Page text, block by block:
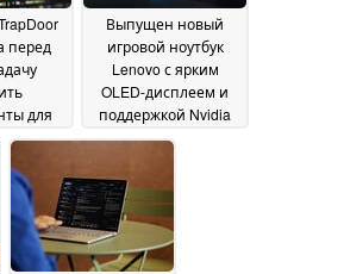
перед
для
ИИ26
Выпущен новый
игровой ноутбук
Lenovo с ярким
OLED-дисплеем и
поддержкой Nvidia
RTX 509020 May 2026